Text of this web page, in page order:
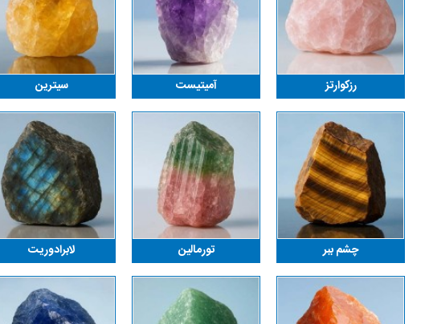
رزکوارتز آمیتیست سیترین
چشم ببر تورمالین لابرادوریت